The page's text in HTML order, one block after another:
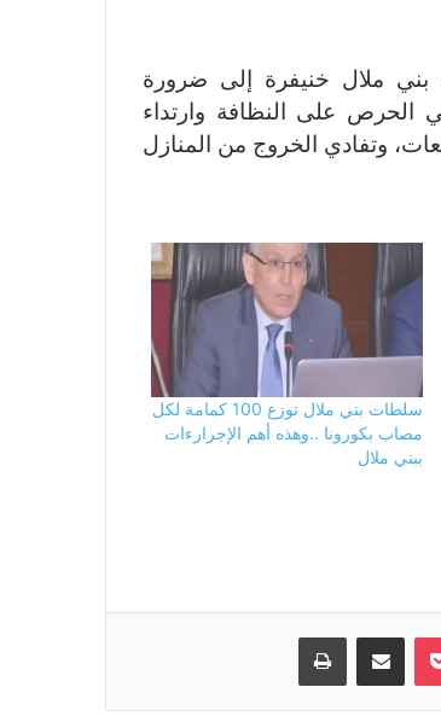
بني ملال خنيفرة إلى ضرورة
الحرص على النظافة وارتداء
وتفادي الخروج من المنازل
سلطات بني ملال توزع 100 كمامة لكل
مصاب بكورونا ..وهذه أهم الإجرارءات
ببني ملال
بوكيت مشاركة عبر البريد طباعة